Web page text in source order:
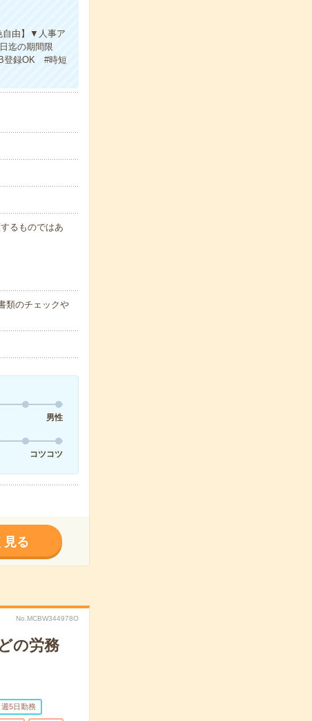
自由】▼人事ア
迄の期間限
登録OK #時短
るものではあ
類のチェックや
男性
コツコツ
見る
No.MCBW344978O
の労務
週5日勤務